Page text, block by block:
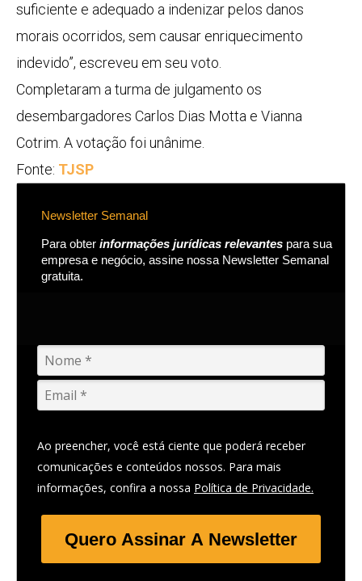
suficiente e adequado a indenizar pelos danos
morais ocorridos, sem causar enriquecimento
indevido”, escreveu em seu voto.
Completaram a turma de julgamento os
desembargadores Carlos Dias Motta e Vianna
Cotrim. A votação foi unânime.
Fonte: TJSP
Newsletter Semanal
Para obter informações jurídicas relevantes para sua
empresa e negócio, assine nossa Newsletter Semanal
gratuita.
Ao preencher, você está ciente que poderá receber
comunicações e conteúdos nossos. Para mais
informações, confira a nossa Política de Privacidade.
Quero Assinar A Newsletter